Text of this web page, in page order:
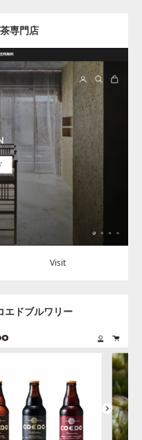
専門店
品と飲料
Visit
エドブルワリー
品と飲料